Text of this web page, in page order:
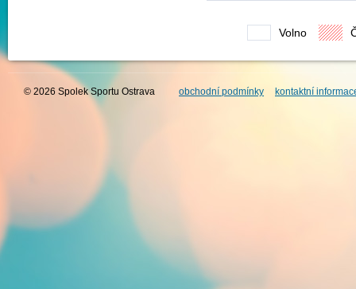
Volno
© 2026 Spolek Sportu Ostrava obchodní podmínky kontaktní